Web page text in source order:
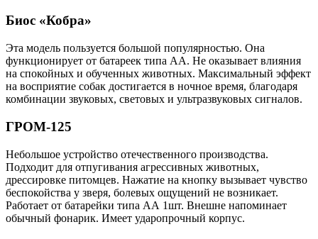
Биос «Кобра»
Эта модель пользуется большой популярностью. Она
функционирует от батареек типа АА. Не оказывает влияния
на спокойных и обученных животных. Максимальный эффект
на восприятие собак достигается в ночное время, благодаря
комбинации звуковых, световых и ультразвуковых сигналов.
ГРОМ-125
Небольшое устройство отечественного производства.
Подходит для отпугивания агрессивных животных,
дрессировке питомцев. Нажатие на кнопку вызывает чувство
беспокойства у зверя, болевых ощущений не возникает.
Работает от батарейки типа АА 1шт. Внешне напоминает
обычный фонарик. Имеет ударопрочный корпус.